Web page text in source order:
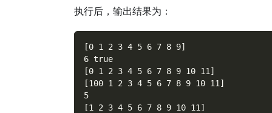
执行后，输出结果为：
[0 1 2 3 4 5 6 7 8 9]
6 true
[0 1 2 3 4 5 6 7 8 9 10 11]
[100 1 2 3 4 5 6 7 8 9 10 11]
5
[1 2 3 4 5 6 7 8 9 10 11]